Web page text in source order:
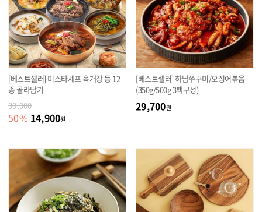
[베스트셀러] 미스타셰프 육개장 등 12
종 골라담기
30,000
50% 14,900원
[베스트셀러] 하남쭈꾸미/오징어볶음
(350g/500g 3팩구성)
29,700원